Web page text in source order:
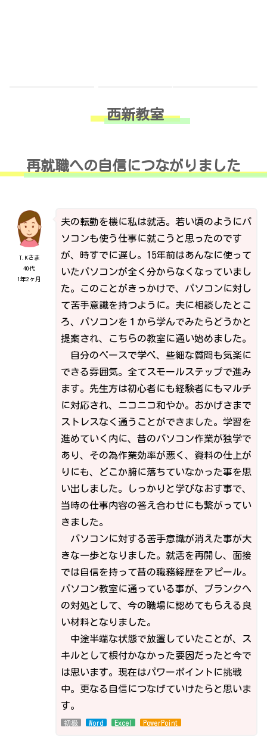
西新教室
再就職への自信につながりました
T.Kさま
40代
1年2ヶ月
夫の転勤を機に私は就活。若い頃のようにパ
ソコンも使う仕事に就こうと思ったのです
が、時すでに遅し。15年前はあんなに使って
いたパソコンが全く分からなくなっていまし
た。このことがきっかけで、パソコンに対し
て苦手意識を持つように。夫に相談したとこ
ろ、パソコンを１から学んでみたらどうかと
提案され、こちらの教室に通い始めました。
自分のペースで学べ、些細な質問も気楽に
できる雰囲気。全てスモールステップで進み
ます。先生方は初心者にも経験者にもマルチ
に対応され、ニコニコ和やか。おかげさまで
ストレスなく通うことができました。学習を
進めていく内に、昔のパソコン作業が独学で
あり、その為作業効率が悪く、資料の仕上が
りにも、どこか腑に落ちていなかった事を思
い出しました。しっかりと学びなおす事で、
当時の仕事内容の答え合わせにも繋がってい
きました。
パソコンに対する苦手意識が消えた事が大
きな一歩となりました。就活を再開し、面接
では自信を持って昔の職務経歴をアピール。
パソコン教室に通っている事が、ブランクへ
の対処として、今の職場に認めてもらえる良
い材料となりました。
中途半端な状態で放置していたことが、ス
キルとして根付かなかった要因だったと今で
は思います。現在はパワーポイントに挑戦
中。更なる自信につなげていけたらと思いま
す。
初級 Word Excel PowerPoint